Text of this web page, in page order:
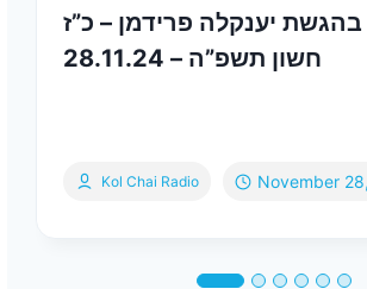
יענקלה פרידמן – כ”ז
חשון תשפ”ה – 28.11.24
Kol Chai Radio November